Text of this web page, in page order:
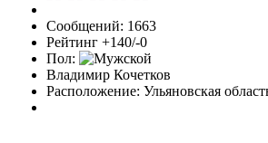
Сообщений: 1663
Рейтинг +140/-0
Пол:
Владимир Кочетков
Расположение: Ульяновская